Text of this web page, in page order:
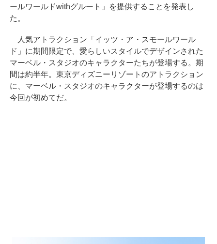
ールワールドwithグルート」を提供することを発表し
た。
人気アトラクション「イッツ・ア・スモールワール
ド」に期間限定で、愛らしいスタイルでデザインされた
マーベル・スタジオのキャラクターたちが登場する。期
間は約半年。東京ディズニーリゾートのアトラクション
に、マーベル・スタジオのキャラクターが登場するのは
今回が初めてだ。